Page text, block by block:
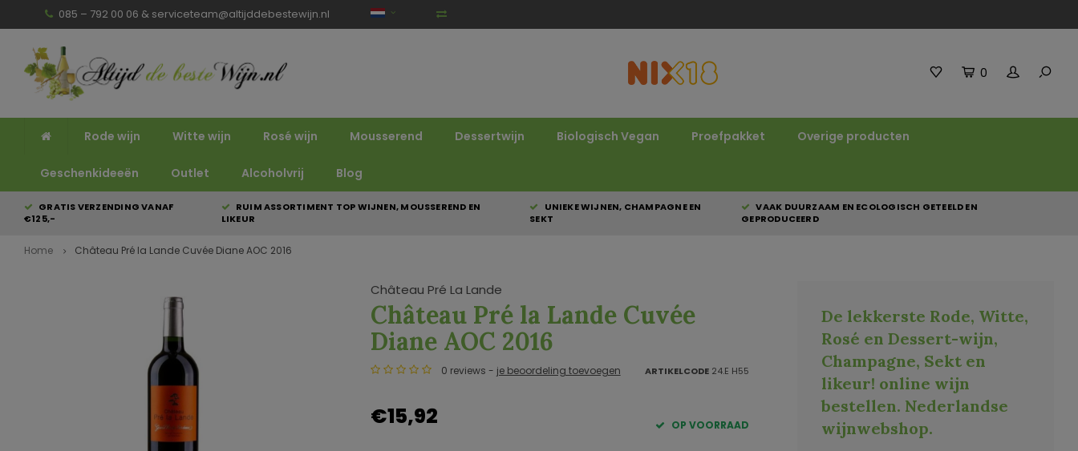
085 – 792 00 06 & serviceteam@altijddebestewijn.nl
0
Rode wijn Witte wijn Rosé wijn Mousserend Dessertwijn Biologisch Vegan Proefpakket Overige producten
Geschenkideeën Outlet Alcoholvrij Blog
GRATIS VERZENDING VANAF
€125,-
RUIM ASSORTIMENT TOP WIJNEN, MOUSSEREND EN
LIKEUR
UNIEKE WIJNEN, CHAMPAGNE EN
SEKT
VAAK DUURZAAM EN ECOLOGISCH GETEELD EN
GEPRODUCEERD
Home Château Pré la Lande Cuvée Diane AOC 2016
Château Pré La Lande
Château Pré la Lande Cuvée
Diane AOC 2016
0 reviews - je beoordeling toevoegen ARTIKELCODE24.E H55
€15,92 OP VOORRAAD
De lekkerste Rode, Witte,
Rosé en Dessert-wijn,
Champagne, Sekt en
likeur! online wijn
bestellen. Nederlandse
wijnwebshop.